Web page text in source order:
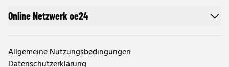
Online Netzwerk oe24
Allgemeine Nutzungsbedingungen